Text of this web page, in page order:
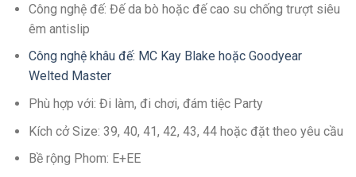
Công nghệ đế: Đế da bò hoặc đế cao su chống trượt siêu
êm antislip
Công nghệ khâu đế: MC Kay Blake hoặc Goodyear
Welted Master
Phù hợp với: Đi làm, đi chơi, đám tiệc Party
Kích cở Size: 39, 40, 41, 42, 43, 44 hoặc đặt theo yêu cầu
Bề rộng Phom: E+EE